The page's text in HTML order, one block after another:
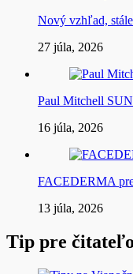
Nový vzhľad,
27 júla, 2026
Paul Mitchell
16 júla, 2026
FACEDERMA
13 júla, 2026
Tip pre